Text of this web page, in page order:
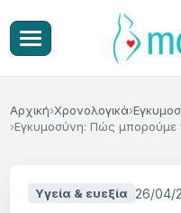
Αρχική Χρονολογικά
Εγκυμοσύνη: Πώς
Υγεία & ευεξία 26/04/